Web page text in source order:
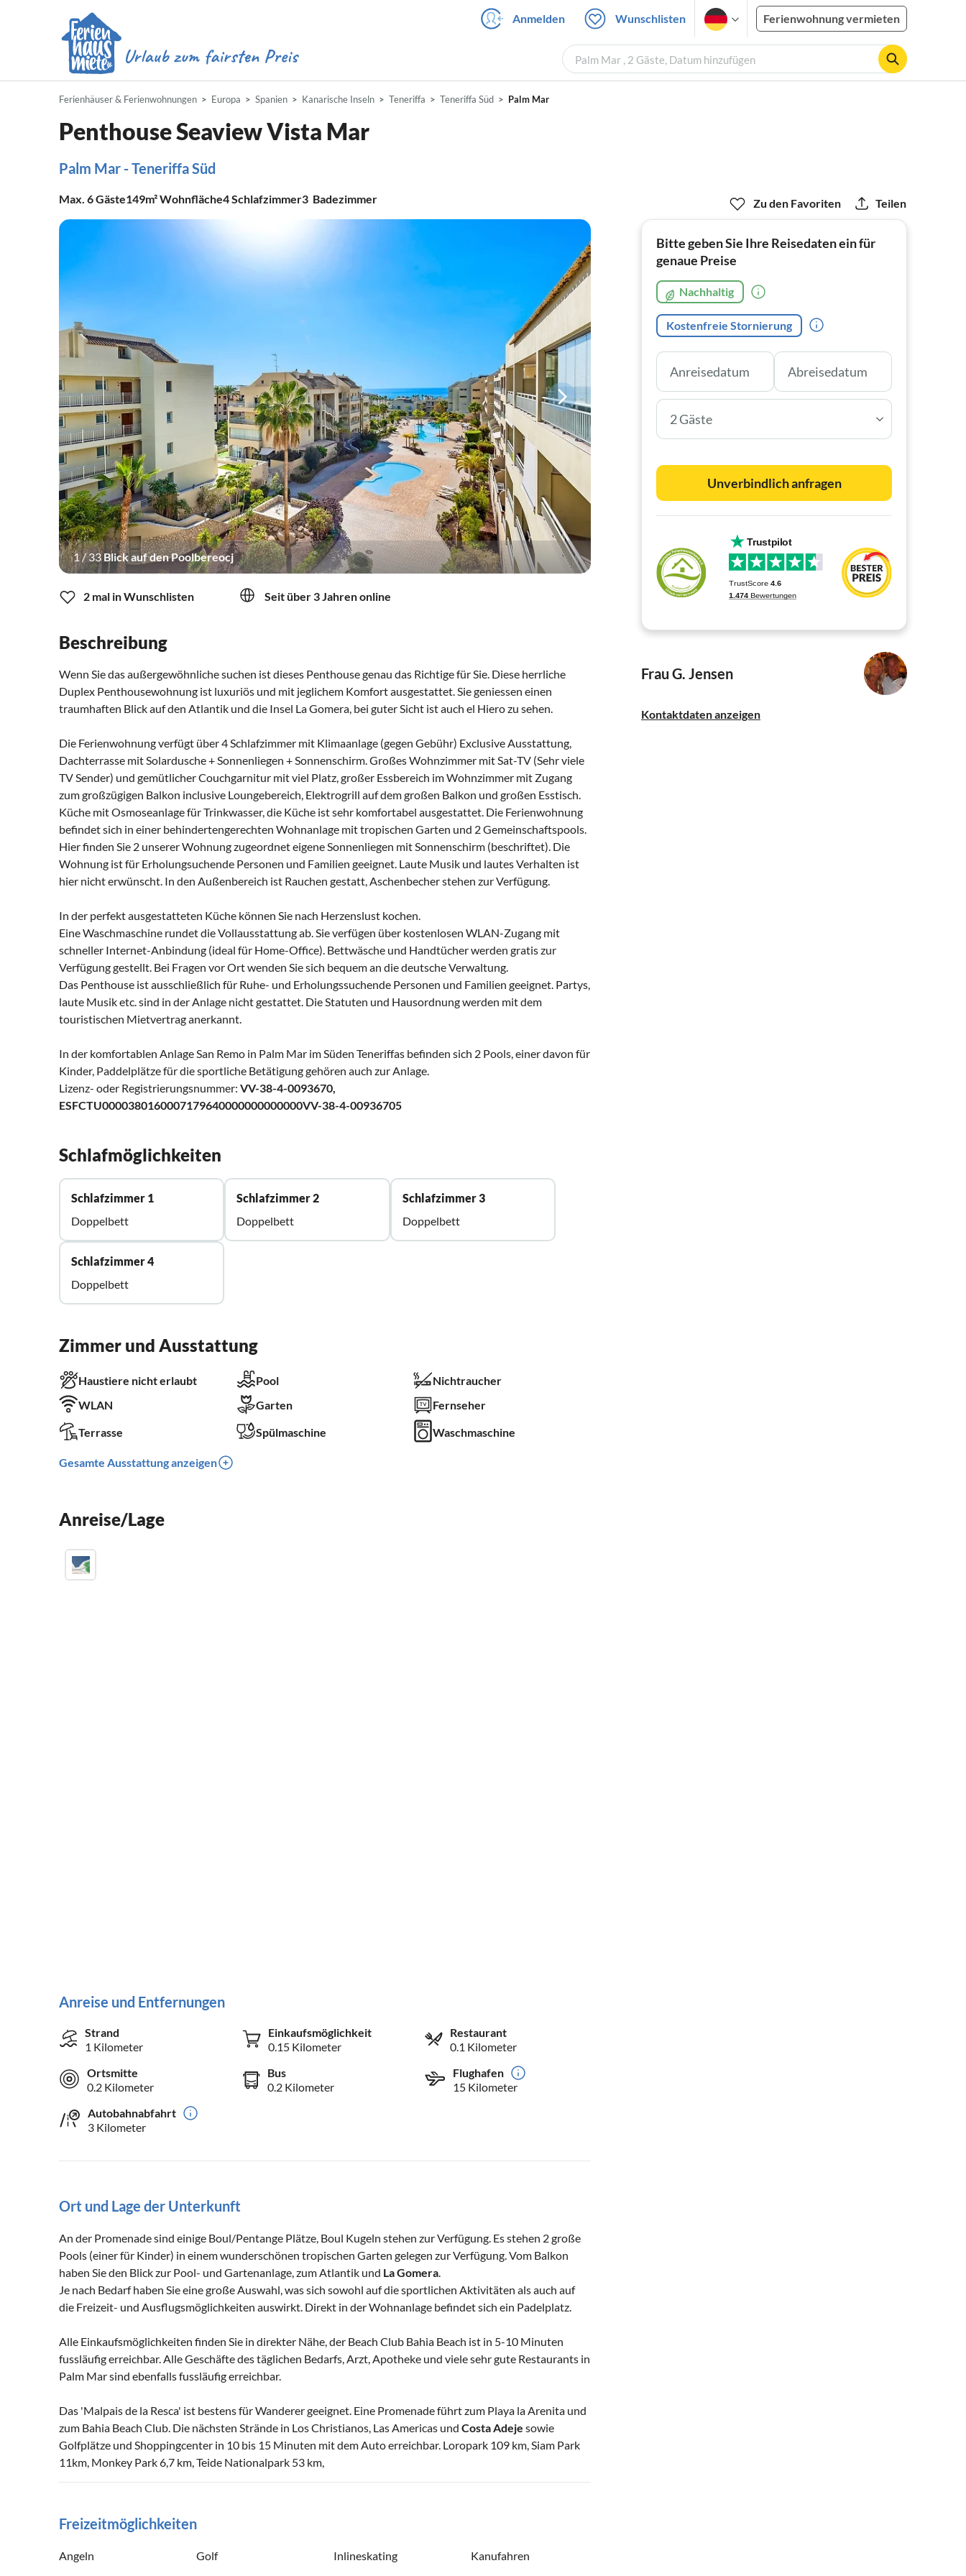
Anmelden Wunschlisten Ferienwohnung vermieten
Palm Mar , 2 Gäste, Datum hinzufügen
Ferienhäuser & Ferienwohnungen Europa Spanien Kanarische Inseln Teneriffa Teneriffa Süd Palm Mar
Penthouse Seaview Vista Mar
Palm Mar - Teneriffa Süd
Max. 6Gäste149m²Wohnfläche4Schlafzimmer3 Badezimmer
1/33Blick auf den Poolbereocj
2 mal in Wunschlisten Seit über 3 Jahren online
Beschreibung
Wenn Sie das außergewöhnliche suchen ist dieses Penthouse genau das Richtige für Sie. Diese herrliche
Duplex Penthousewohnung ist luxuriös und mit jeglichem Komfort ausgestattet. Sie geniessen einen
traumhaften Blick auf den Atlantik und die Insel La Gomera, bei guter Sicht ist auch el Hiero zu sehen.
Die Ferienwohnung verfügt über 4 Schlafzimmer mit Klimaanlage (gegen Gebühr) Exclusive Ausstattung,
Dachterrasse mit Solardusche + Sonnenliegen + Sonnenschirm. Großes Wohnzimmer mit Sat-TV (Sehr viele
TV Sender) und gemütlicher Couchgarnitur mit viel Platz, großer Essbereich im Wohnzimmer mit Zugang
zum großzügigen Balkon inclusive Loungebereich, Elektrogrill auf dem großen Balkon und großen Esstisch.
Küche mit Osmoseanlage für Trinkwasser, die Küche ist sehr komfortabel ausgestattet. Die Ferienwohnung
befindet sich in einer behindertengerechten Wohnanlage mit tropischen Garten und 2 Gemeinschaftspools.
Hier finden Sie 2 unserer Wohnung zugeordnet eigene Sonnenliegen mit Sonnenschirm (beschriftet). Die
Wohnung ist für Erholungsuchende Personen und Familien geeignet. Laute Musik und lautes Verhalten ist
hier nicht erwünscht. In den Außenbereich ist Rauchen gestatt, Aschenbecher stehen zur Verfügung.
In der perfekt ausgestatteten Küche können Sie nach Herzenslust kochen.
Eine Waschmaschine rundet die Vollausstattung ab. Sie verfügen über kostenlosen WLAN-Zugang mit
schneller Internet-Anbindung (ideal für Home-Office). Bettwäsche und Handtücher werden gratis zur
Verfügung gestellt. Bei Fragen vor Ort wenden Sie sich bequem an die deutsche Verwaltung.
Das Penthouse ist ausschließlich für Ruhe- und Erholungssuchende Personen und Familien geeignet. Partys,
laute Musik etc. sind in der Anlage nicht gestattet. Die Statuten und Hausordnung werden mit dem
touristischen Mietvertrag anerkannt.
In der komfortablen Anlage San Remo in Palm Mar im Süden Teneriffas befinden sich 2 Pools, einer davon für
Kinder, Paddelplätze für die sportliche Betätigung gehören auch zur Anlage.
Lizenz- oder Registrierungsnummer: VV-38-4-0093670,
ESFCTU0000380160007179640000000000000VV-38-4-00936705
Schlafmöglichkeiten
Schlafzimmer 1
Doppelbett
Schlafzimmer 2
Doppelbett
Schlafzimmer 3
Doppelbett
Schlafzimmer 4
Doppelbett
Zimmer und Ausstattung
Haustiere nicht erlaubt Pool
Nichtraucher
WLAN
Garten
Fernseher
Terrasse
Spülmaschine Waschmaschine
Gesamte Ausstattung anzeigen
Anreise/Lage
Anreise und Entfernungen
Strand
1 Kilometer
Einkaufsmöglichkeit
0.15 Kilometer
Restaurant
0.1 Kilometer
Ortsmitte
0.2 Kilometer
Bus
0.2 Kilometer
Flughafen
15 Kilometer
Autobahnabfahrt
3 Kilometer
Ort und Lage der Unterkunft
An der Promenade sind einige Boul/Pentange Plätze, Boul Kugeln stehen zur Verfügung. Es stehen 2 große
Pools (einer für Kinder) in einem wunderschönen tropischen Garten gelegen zur Verfügung. Vom Balkon
haben Sie den Blick zur Pool- und Gartenanlage, zum Atlantik und La Gomera
Je nach Bedarf haben Sie eine große Auswahl, was sich sowohl auf die sportlichen Aktivitäten als auch auf
die Freizeit- und Ausflugsmöglichkeiten auswirkt. Direkt in der Wohnanlage befindet sich ein Padelplatz.
Alle Einkaufsmöglichkeiten finden Sie in direkter Nähe, der Beach Club Bahia Beach ist in 5-10 Minuten
fussläufig erreichbar. Alle Geschäfte des täglichen Bedarfs, Arzt, Apotheke und viele sehr gute Restaurants in
Palm Mar sind ebenfalls fussläufig erreichbar.
Das 'Malpais de la Resca' ist bestens für Wanderer geeignet. Eine Promenade führt zum Playa la Arenita und
zum Bahia Beach Club. Die nächsten Strände in Los Christianos, Las Americas und Costa Adeje sowie
Golfplätze und Shoppingcenter in 10 bis 15 Minuten mit dem Auto erreichbar. Loropark 109 km, Siam Park
11km, Monkey Park 6,7 km, Teide Nationalpark 53 km,
Freizeitmöglichkeiten
Angeln Golf Inlineskating Kanufahren
Zu den Favoriten Teilen
Bitte geben Sie Ihre Reisedaten ein für
genaue Preise
Nachhaltig
Kostenfreie Stornierung
2 Gäste
Unverbindlich anfragen
Frau G. Jensen
Kontaktdaten anzeigen